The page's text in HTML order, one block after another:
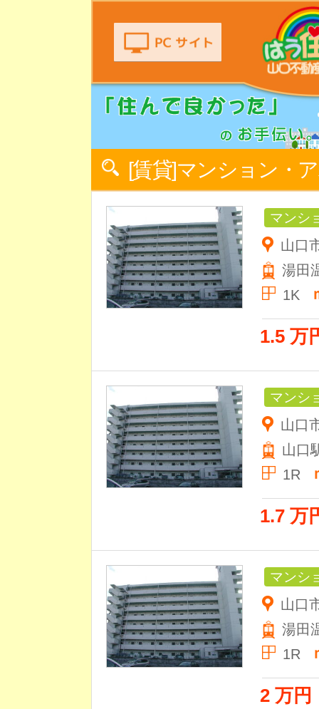
[賃貸]マンション・
マンシ
山口
湯田
1K
1.5 万
マンシ
山口
山口
1R
1.7 万
マンシ
山口
湯田
1R
2 万円